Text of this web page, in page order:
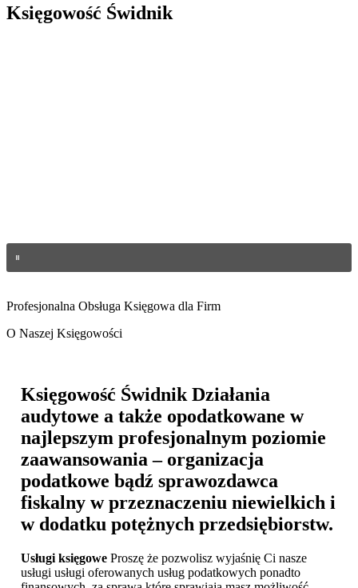
Księgowość Świdnik
Profesjonalna Obsługa Księgowa dla Firm
O Naszej Księgowości
Księgowość Świdnik Działania
audytowe a także opodatkowane w
najlepszym profesjonalnym poziomie
zaawansowania – organizacja
podatkowe bądź sprawozdawca
fiskalny w przeznaczeniu niewielkich i
w dodatku potężnych przedsiębiorstw.
Usługi księgowe Proszę że pozwolisz wyjaśnię Ci nasze
usługi usługi oferowanych usług podatkowych ponadto